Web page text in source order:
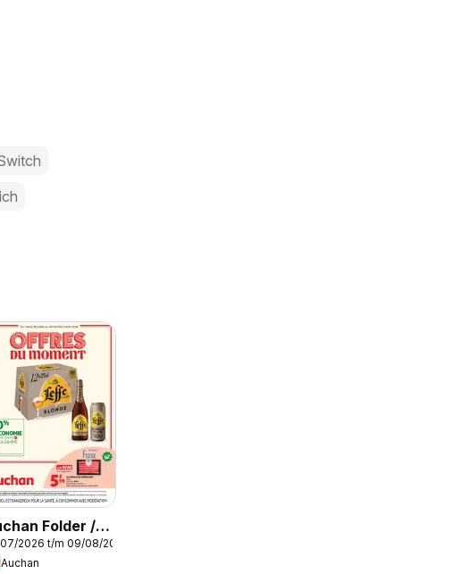
Folder /
2026 t/m 09/08/2026
Auchan